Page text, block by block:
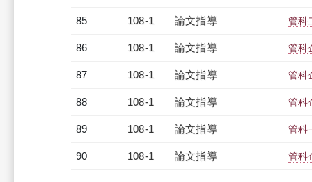
85 108-1 論文指導 管科
86 108-1 論文指導 管科
87 108-1 論文指導 管科
88 108-1 論文指導 管科
89 108-1 論文指導 管科
90 108-1 論文指導 管科